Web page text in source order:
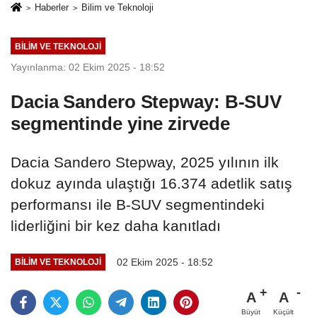
Haberler Bilim ve Teknoloji
BILIM VE TEKNOLOJI
Yayınlanma: 02 Ekim 2025 - 18:52
Dacia Sandero Stepway: B-SUV
segmentinde yine zirvede
Dacia Sandero Stepway, 2025 yılının ilk
dokuz ayında ulaştığı 16.374 adetlik satış
performansı ile B-SUV segmentindeki
liderliğini bir kez daha kanıtladı
BILIM VE TEKNOLOJI 02 Ekim 2025 - 18:52
A
Büyüt
A
Küçült